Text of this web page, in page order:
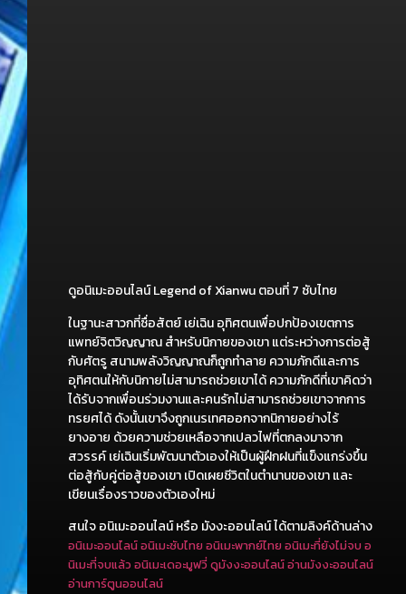
ดูอนิเมะออนไลน์ Legend of Xianwu ตอนที่ 7 ซับไทย
ในฐานะสาวกที่ซื่อสัตย์ เย่เฉิน อุทิศตนเพื่อปกป้องเขตการ
แพทย์จิตวิญญาณ สำหรับนิกายของเขา แต่ระหว่างการต่อสู้
กับศัตรู สนามพลังวิญญาณก็ถูกทำลาย ความภักดีและการ
อุทิศตนให้กับนิกายไม่สามารถช่วยเขาได้ ความภักดีที่เขาคิดว่า
ได้รับจากเพื่อนร่วมงานและคนรักไม่สามารถช่วยเขาจากการ
ทรยศได้ ดังนั้นเขาจึงถูกเนรเทศออกจากนิกายอย่างไร้
ยางอาย ด้วยความช่วยเหลือจากเปลวไฟที่ตกลงมาจาก
สวรรค์ เย่เฉินเริ่มพัฒนาตัวเองให้เป็นผู้ฝึกฝนที่แข็งแกร่งขึ้น
ต่อสู้กับคู่ต่อสู้ของเขา เปิดเผยชีวิตในตำนานของเขา และ
เขียนเรื่องราวของตัวเองใหม่
สนใจ อนิเมะออนไลน์ หรือ มังงะออนไลน์ ได้ตามลิงค์ด้านล่าง
อนิเมะออนไลน์อนิเมะซับไทย อนิเมะพากย์ไทย อนิเมะที่ยังไม่จบ อ
นิเมะที่จบแล้ว อนิเมะเดอะมูฟวี่ดูมังงะออนไลน์อ่านมังงะออนไลน์
อ่านการ์ตูนออนไลน์